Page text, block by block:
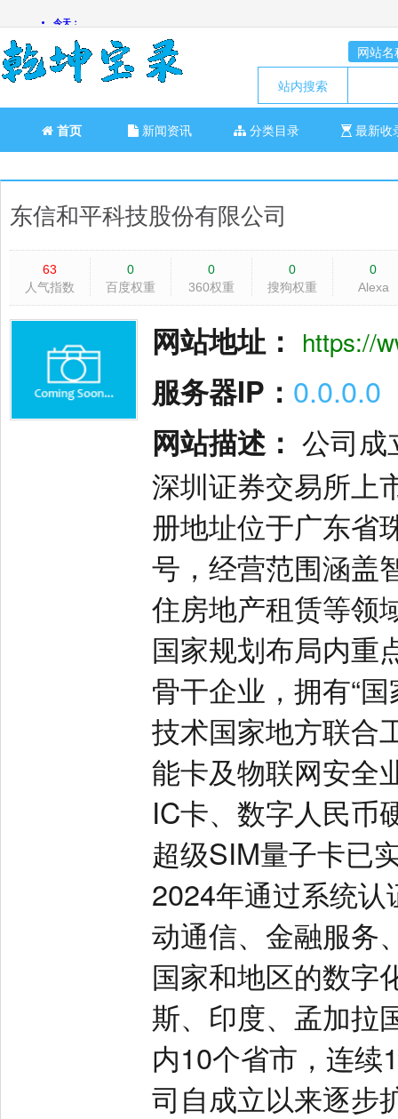
网站名
站内搜索
首页 新闻资讯 分类目录 最新收
东信和平科技股份有限公司
63
人气指数
0
百度权重
0
360权重
0
搜狗权重
0
Alexa
网站地址： https://
服务器IP： 0.0.0.0
网站描述： 公司成
深圳证券交易所上
册地址位于广东省
号，经营范围涵盖
住房地产租赁等领
国家规划布局内重
骨干企业，拥有“
技术国家地方联合
能卡及物联网安全
IC卡、数字人民币
超级SIM量子卡已
2024年通过系统
动通信、金融服务
国家和地区的数字
斯、印度、孟加拉
内10个省市，连续
司自成立以来逐步